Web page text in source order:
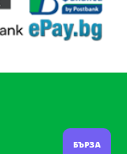
БЪРЗА